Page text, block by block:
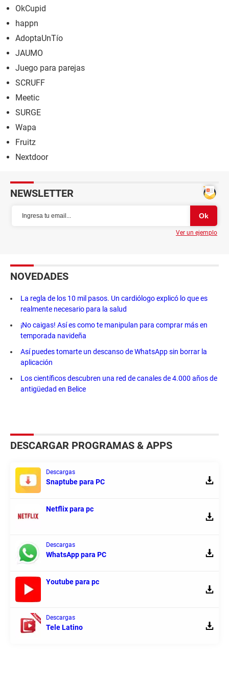
OkCupid
happn
AdoptaUnTío
JAUMO
Juego para parejas
SCRUFF
Meetic
SURGE
Wapa
Fruitz
Nextdoor
NEWSLETTER
Ver un ejemplo
NOVEDADES
La regla de los 10 mil pasos. Un cardiólogo explicó lo que es
realmente necesario para la salud
¡No caigas! Así es como te manipulan para comprar más en
temporada navideña
Así puedes tomarte un descanso de WhatsApp sin borrar la
aplicación
Los científicos descubren una red de canales de 4.000 años de
antigüedad en Belice
DESCARGAR PROGRAMAS & APPS
Descargas
Snaptube para PC
Netflix para pc
Descargas
WhatsApp para PC
Youtube para pc
Descargas
Tele Latino